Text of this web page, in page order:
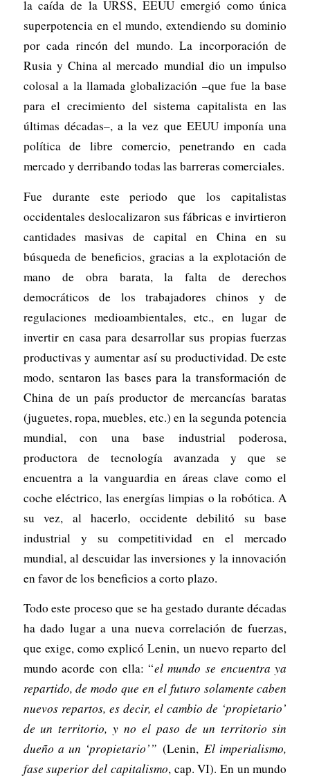
la caída de la URSS, EEUU emergió como única
superpotencia en el mundo, extendiendo su dominio
por cada rincón del mundo. La incorporación de
Rusia y China al mercado mundial dio un impulso
colosal a la llamada globalización –que fue la base
para el crecimiento del sistema capitalista en las
últimas décadas–, a la vez que EEUU imponía una
política de libre comercio, penetrando en cada
mercado y derribando todas las barreras comerciales.
Fue durante este periodo que los capitalistas
occidentales deslocalizaron sus fábricas e invirtieron
cantidades masivas de capital en China en su
búsqueda de beneficios, gracias a la explotación de
mano de obra barata, la falta de derechos
democráticos de los trabajadores chinos y de
regulaciones medioambientales, etc., en lugar de
invertir en casa para desarrollar sus propias fuerzas
productivas y aumentar así su productividad. De este
modo, sentaron las bases para la transformación de
China de un país productor de mercancías baratas
(juguetes, ropa, muebles, etc.) en la segunda potencia
mundial, con una base industrial poderosa,
productora de tecnología avanzada y que se
encuentra a la vanguardia en áreas clave como el
coche eléctrico, las energías limpias o la robótica. A
su vez, al hacerlo, occidente debilitó su base
industrial y su competitividad en el mercado
mundial, al descuidar las inversiones y la innovación
en favor de los beneficios a corto plazo.
Todo este proceso que se ha gestado durante décadas
ha dado lugar a una nueva correlación de fuerzas,
que exige, como explicó Lenin, un nuevo reparto del
mundo acorde con ella: “el mundo se encuentra ya
repartido, de modo que en el futuro solamente caben
nuevos repartos, es decir, el cambio de ‘propietario’
de un territorio, y no el paso de un territorio sin
dueño a un ‘propietario’”(Lenin,El imperialismo,
fase superior del capitalismo, cap. VI). En un mundo